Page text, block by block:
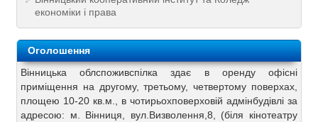
економіки і права
Оголошення
Вінницька облспоживспілка здає в оренду офісні
приміщення на другому, третьому, четвертому поверхах,
площею 10-20 кв.м., в чотирьохповерховій адмінбудівлі за
адресою: м. Вінниця, вул.Визволення,8, (біля кінотеатру